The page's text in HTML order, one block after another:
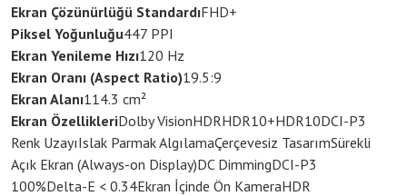
Ekran Çözünürlüğü StandardıFHD+
Piksel Yoğunluğu447 PPI
Ekran Yenileme Hızı120 Hz
Ekran Oranı (Aspect Ratio)19.5:9
Ekran Alanı114.3 cm²
Ekran ÖzellikleriDolby VisionHDRHDR10+HDR10DCI-P3
Renk UzayıIslak Parmak AlgılamaÇerçevesiz TasarımSürekli
Açık Ekran (Always-on Display)DC DimmingDCI-P3
100%Delta-E < 0.34Ekran İçinde Ön KameraHDR